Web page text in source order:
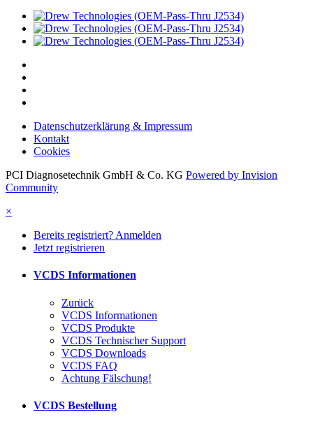
Datenschutzerklärung & Impressum
Kontakt
Cookies
PCI Diagnosetechnik GmbH & Co. KG Powered by Invision
Community
×
Bereits registriert? Anmelden
Jetzt registrieren
VCDS Informationen
Zurück
VCDS Informationen
VCDS Produkte
VCDS Technischer Support
VCDS Downloads
VCDS FAQ
Achtung Fälschung!
VCDS Bestellung